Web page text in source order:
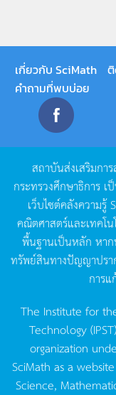
เกี่ยวกับ SciMath
คำถามที่พบบ่อย
สถาบันส่งเสริมกา
กระทรวงศึกษาธิการ เ
เว็บไซต์คลังความรู้
คณิตศาสตร์และเทคโ
พื้นฐานเป็นหลัก หา
ทรัพย์สินทางปัญญาปรา
การ
The Institute for
Technology
organization
SciMath as a
Science,